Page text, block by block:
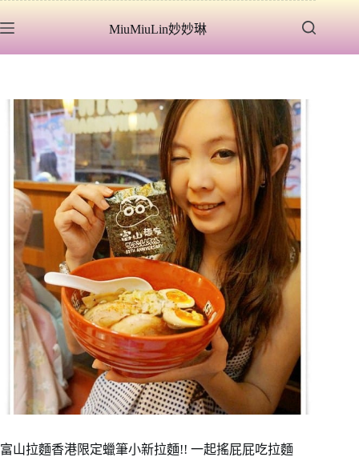
至
MiuMiuLin妙妙琳
富山拉麵香港限定蠟筆小新拉麵!! 一起搖屁屁吃拉麵